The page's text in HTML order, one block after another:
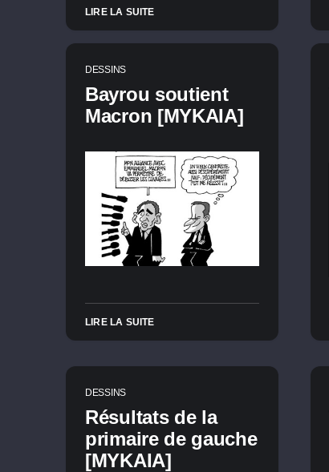
LIRE LA SUITE
DESSINS
Bayrou soutient
Macron [MYKAIA]
LIRE LA SUITE
DESSINS
Résultats de la
primaire de gauche
[MYKAIA]